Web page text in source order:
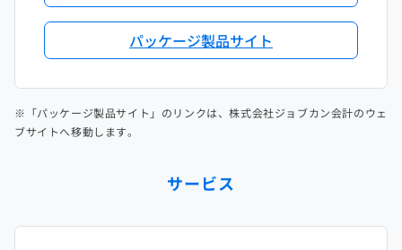
パッケージ製品サイト
※「パッケージ製品サイト」のリンクは、株式会社ジョブカン会計のウェ
ブサイトへ移動します。
サービス